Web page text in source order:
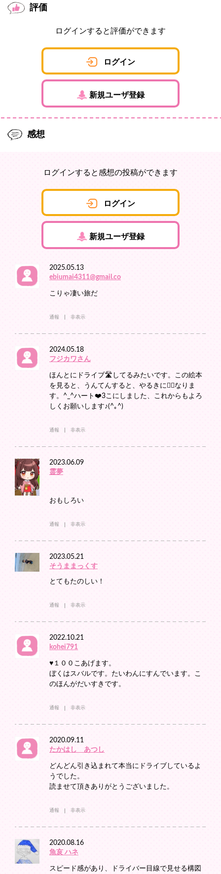
評価
ログインすると評価ができます
ログイン
新規ユーザ登録
感想
ログインすると感想の投稿ができます
ログイン
新規ユーザ登録
2025.05.13
ebiumai4311@gmail.co
こりゃ凄い旅だ
通報 非表示
2024.05.18
フジカワさん
ほんとにドライブ🛣️してるみたいです。この絵本
を見ると、うんてんすると、やるきに❤️‍🔥なりま
す。^_^ハート❤️3こにしました、これからもよろ
しくお願いします♪(^｡^)
通報 非表示
2023.06.09
霊夢
おもしろい
通報 非表示
2023.05.21
そうままっくす
とてもたのしい！
通報 非表示
2022.10.21
kohei791
♥１００こあげます。
ぼくはスバルです。たいわんにすんでいます。こ
のほんがだいすきです。
通報 非表示
2020.09.11
たかはし あつし
どんどん引き込まれて本当にドライブしているよ
うでした。
読ませて頂きありがとうございました。
通報 非表示
2020.08.16
魚亥 ハネ
スピード感があり、ドライバー目線で見せる構図